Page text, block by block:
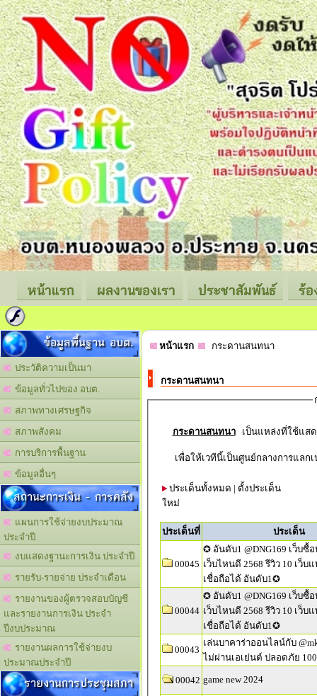
หน้าแรก ผลงานของเรา ประชาสัมพันธ์ ร้
ข้อมูลพื้นฐาน อบต.
ประวัติความเป็นมา
ข้อมูลทั่วไปของ อบต.
สภาพทางเศรษฐกิจ
สภาพสังคม
การบริการพื้นฐาน
ข้อมูลอื่นๆ
สถานะการเงิน - การคลัง
แผนการใช้จ่ายงบประมาณ
ประจำปี
งบแสดงฐานะการเงิน ประจำปี
รายรับ-รายจ่าย ประจำเดือน
รายงานของผู้ตรวจสอบบัญชี
และรายงานการเงิน ประจำ
ปีงบประมาณ
รายงานผลการใช้จ่ายงบ
ประมาณประจำปี
รายงานการประชุมสภา
หน้าแรก กระดานสนทนา
กระดานสนทนา
กระดานสนทนา
เพื่อให้เวทีนี้เป็นศูนย์กลางการแลก
ประเด็นทั้งหมด | ตั้งประเด็น
ใหม่
ประเด็นที่ ประเด็น
00045
✪ อันดับ1 @DNG169 เว็บซื้
เว็บไหนดี 2568 รีวิว 10 เว็บ
เชื่อถือได้ อันดับ1✪
00044
✪ อันดับ1 @DNG169 เว็บซื้
เว็บไหนดี 2568 รีวิว 10 เว็บ
เชื่อถือได้ อันดับ1✪
00043
เล่นบาคาร่าออนไลน์กับ
ไม่ผ่านเอเย่นต์ ปลอดภัย
00042 game new 2024